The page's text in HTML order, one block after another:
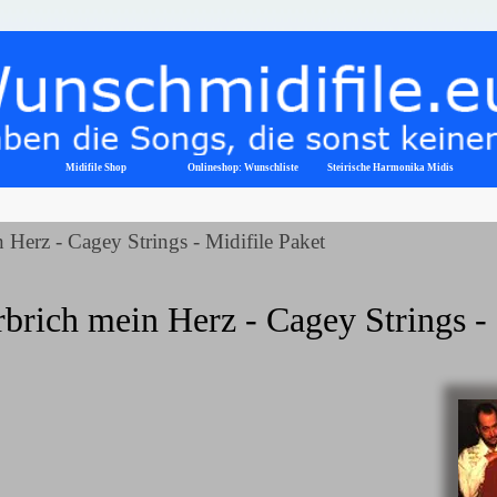
Menü überspringen
Midifile Shop ▼
Onlineshop: Wunschliste Steirische Harmonika Midis
Herz - Cagey Strings - Midifile Paket
mein Herz - Cagey Strings